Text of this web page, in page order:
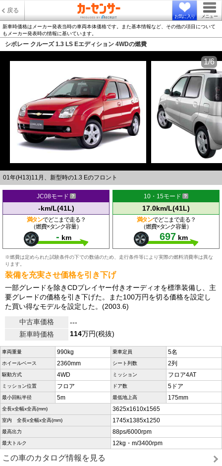
戻る
お気に入り メニュー
新車時価格はメーカー発表当時の車両本体価格です。また基本情報など、その他の項目について
もメーカー発表時の情報に基いています。
シボレー クルーズ 1.3 LS Eエディション 4WDの燃費
01年(H13)11月、新型時の1.3 Eのフロント
1/6
JC08モード
-km/L(41L)
満タンでどこまで走る？
（燃費×タンク容量）
- km
10・15モード
17.0km/L(41L)
満タンでどこまで走る？
（燃費×タンク容量）
697 km
※燃費は定められた試験条件の下での数値のため、走行条件等により実際の燃料消費率は異な
ります。
装備を充実させ価格を引き下げ
一部グレードを除きCDプレイヤー付きオーディオを標準装備し、主
要グレードの価格を引き下げた。また100万円を切る価格を設定し
た買い得なモデルを設定した。(2003.6)
中古車価格
---
新車時価格
114万円(税抜)
車両重量 990kg 乗車定員 5名
ホイールベース 2360mm シート列数 2列
駆動方式 4WD ミッション フロア4AT
ミッション位置 フロア ドア数 5ドア
最小回転半径 5m 最低地上高 175mm
全長x全幅x全高(mm) 3625x1610x1565
室内 全長x全幅x全高(mm) 1745x1385x1250
最高出力 88ps/6000rpm
最大トルク 12kg・m/3400rpm
この車のカタログ情報を見る